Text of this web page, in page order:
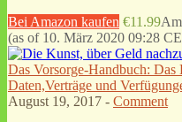
Bei Amazon kaufen €11.99
(as of 10. März 2020 09:28
Das Vorsorge-Handbuch:
Daten,Verträge und
August 19, 2017 - Comment